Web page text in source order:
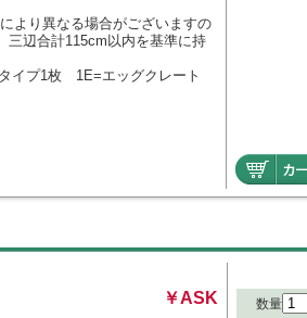
より異なる場合がございますの
三辺合計115cm以内を基準に持
イプ1枚 1E=エッグクレート
￥ASK 数量